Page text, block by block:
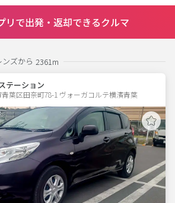
リで出発・返却できるクルマ
ズから 2361m
テーション
葉区田奈町78-1 ヴォーガコルテ横濱青葉